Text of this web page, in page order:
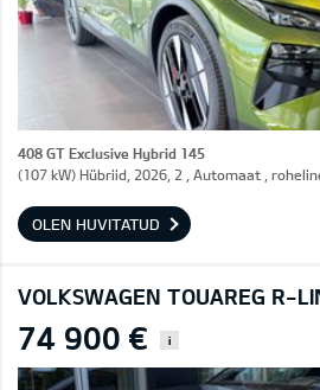
408 GT Exclusive Hybrid 145
(107 kW) Hübriid, 2026, 2 , Automaat ,
OLEN HUVITATUD
VOLKSWAGEN TOUAREG R-
74 900 € i